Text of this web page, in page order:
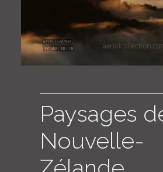
Paysages
Nouvelle-